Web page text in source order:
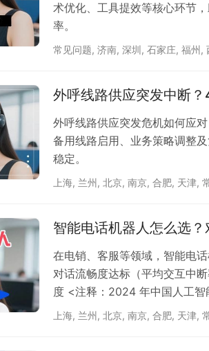
术优化、工具提效等核心环节
率。
常见问题, 济南, 深圳, 石家庄, 福州,
外呼线路供应突发中断
外呼线路供应突发危机如何应
备用线路启用、业务策略调整
稳定。
上海, 兰州, 北京, 南京, 合肥, 天津,
智能电话机器人怎么选
在电销、客服等领域，智能电
对话流畅度达标（平均交互中
度 <注释：2024 年中国人工智
则可能导致 30% 的客户提前挂
上海, 兰州, 北京, 南京, 合肥, 天津,